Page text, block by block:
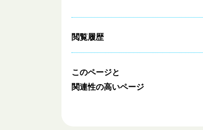
閲覧履歴
このページと
関連性の高いページ